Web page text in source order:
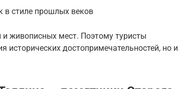
в стиле прошлых веков
и живописных мест. Поэтому туристы
исторических достопримечательностей, но и